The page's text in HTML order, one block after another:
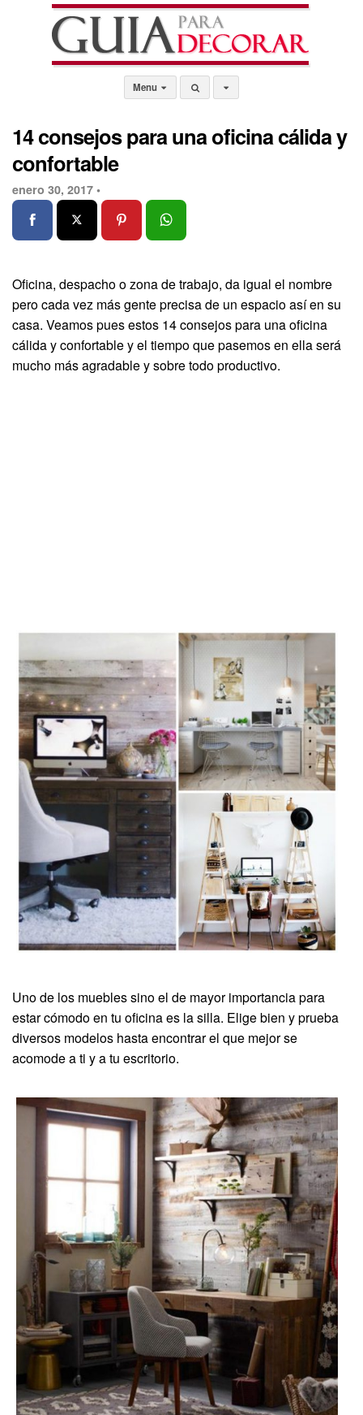
Menu
14 consejos para una oficina cálida y
confortable
enero 30, 2017 •
Oficina, despacho o zona de trabajo, da igual el nombre
pero cada vez más gente precisa de un espacio así en su
casa. Veamos pues estos 14 consejos para una oficina
cálida y confortable y el tiempo que pasemos en ella será
mucho más agradable y sobre todo productivo.
Uno de los muebles sino el de mayor importancia para
estar cómodo en tu oficina es la silla. Elige bien y prueba
diversos modelos hasta encontrar el que mejor se
acomode a ti y a tu escritorio.